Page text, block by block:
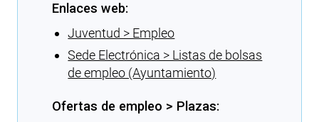
Enlaces web:
Juventud > Empleo
Sede Electrónica > Listas de bolsas
de empleo (Ayuntamiento)
Ofertas de empleo > Plazas: